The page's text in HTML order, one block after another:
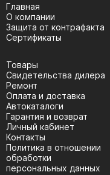
Главная
О компании
Защита от контрафакта
Сертификаты
Товары
Cвидетельства дилера
Ремонт
Оплата и доставка
Автокаталоги
Гарантия и возврат
Личный кабинет
Контакты
Политика в отношении
обработки
персональных данных